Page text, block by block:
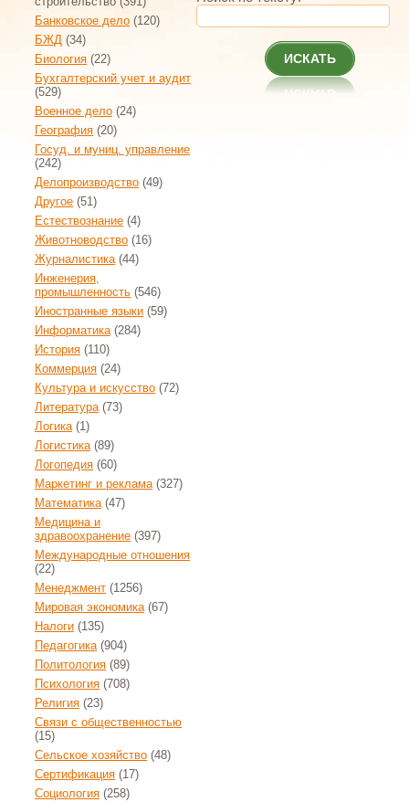
Банковское дело (120)
БЖД (34)
Биология (22)
Бухгалтерский учет и аудит
(529)
Военное дело (24)
География (20)
Госуд. и муниц. управление
(242)
Делопроизводство (49)
Другое (51)
Естествознание (4)
Животноводство (16)
Журналистика(44)
Инженерия,
промышленность (546)
Иностранные языки (59)
Информатика(284)
История (110)
Коммерция (24)
Культура и искусство (72)
Литература(73)
Логика(1)
Логистика(89)
Логопедия (60)
Маркетинг и реклама(327)
Математика(47)
Медицина и
здравоохранение (397)
Международные отношения
(22)
Менеджмент (1256)
Мировая экономика(67)
Налоги (135)
Педагогика(904)
Политология (89)
Психология (708)
Религия (23)
Связи с общественностью
(15)
Сельское хозяйство (48)
Сертификация (17)
Социология (258)
ИСКАТЬ